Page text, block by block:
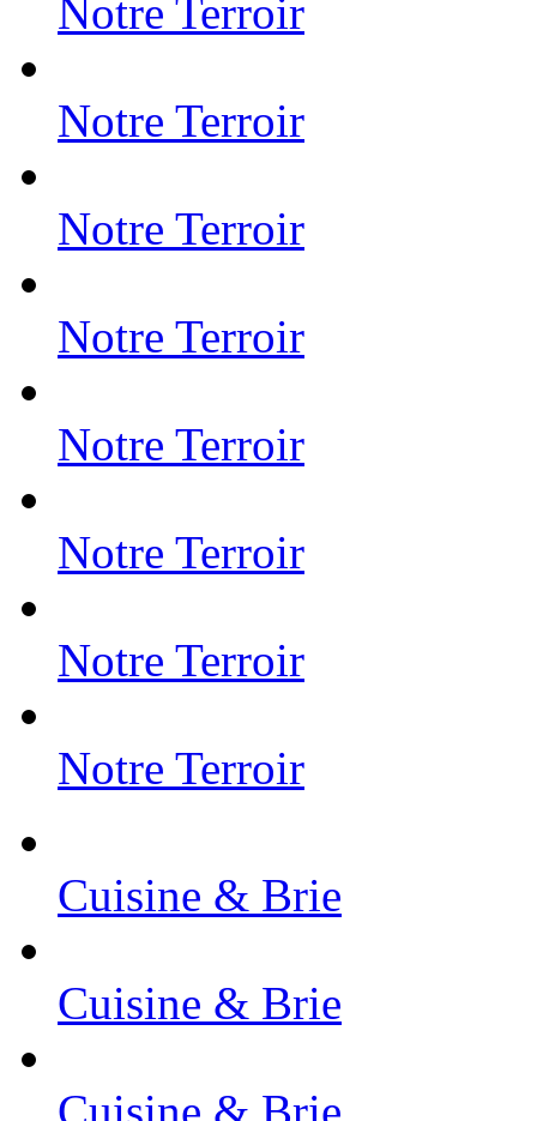
Notre Terroir
Notre Terroir
Notre Terroir
Notre Terroir
Notre Terroir
Notre Terroir
Notre Terroir
Notre Terroir
Cuisine & Brie
Cuisine & Brie